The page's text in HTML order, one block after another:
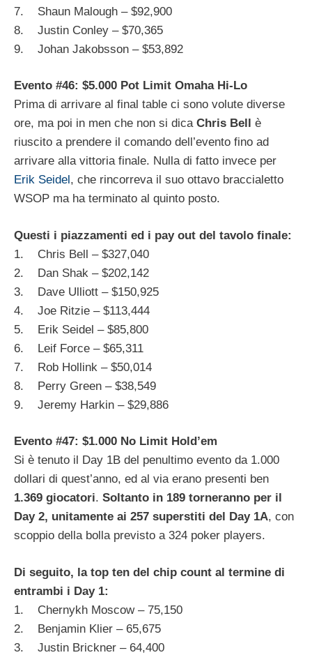
7. Shaun Malough – $92,900
8. Justin Conley – $70,365
9. Johan Jakobsson – $53,892
Evento #46: $5.000 Pot Limit Omaha Hi-Lo
Prima di arrivare al final table ci sono volute diverse
ore, ma poi in men che non si dica Chris Bell è
riuscito a prendere il comando dell’evento fino ad
arrivare alla vittoria finale. Nulla di fatto invece per
Erik Seidel, che rincorreva il suo ottavo braccialetto
WSOP ma ha terminato al quinto posto.
Questi i piazzamenti ed i pay out del tavolo finale:
1. Chris Bell – $327,040
2. Dan Shak – $202,142
3. Dave Ulliott – $150,925
4. Joe Ritzie – $113,444
5. Erik Seidel – $85,800
6. Leif Force – $65,311
7. Rob Hollink – $50,014
8. Perry Green – $38,549
9. Jeremy Harkin – $29,886
Evento #47: $1.000 No Limit Hold’em
Si è tenuto il Day 1B del penultimo evento da 1.000
dollari di quest’anno, ed al via erano presenti ben
1.369 giocatori. Soltanto in 189 torneranno per il
Day 2, unitamente ai 257 superstiti del Day 1A, con
scoppio della bolla previsto a 324 poker players.
Di seguito, la top ten del chip count al termine di
entrambi i Day 1:
1. Chernykh Moscow – 75,150
2. Benjamin Klier – 65,675
3. Justin Brickner – 64,400